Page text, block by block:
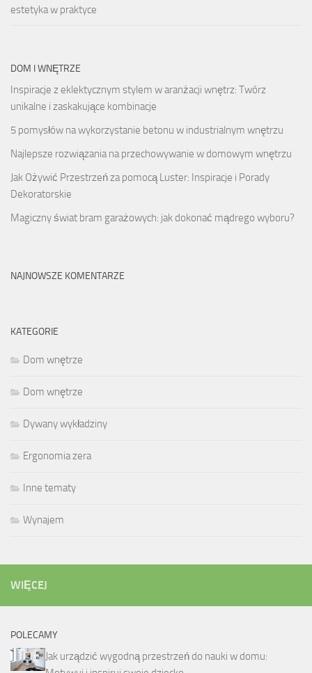
estetyka w praktyce
DOM I WNĘTRZE
Inspiracje z eklektycznym stylem w aranżacji wnętrz: Twórz
unikalne i zaskakujące kombinacje
5 pomysłów na wykorzystanie betonu w industrialnym wnętrzu
Najlepsze rozwiązania na przechowywanie w domowym wnętrzu
Jak Ożywić Przestrzeń za pomocą Luster: Inspiracje i Porady
Dekoratorskie
Magiczny świat bram garażowych: jak dokonać mądrego wyboru?
NAJNOWSZE KOMENTARZE
KATEGORIE
Dom wnętrze
Dom wnętrze
Dywany wykładziny
Ergonomia zera
Inne tematy
Wynajem
WIĘCEJ
POLECAMY
Jak urządzić wygodną przestrzeń do nauki w domu: